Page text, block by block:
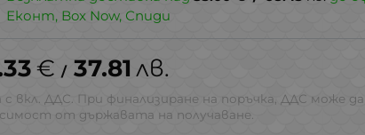
Еконт, Box Now, Спиди
€ / 37.81 лв.
с вкл. ДДС. При финализиране на поръчка, ДДС може
от държавата на получаване.